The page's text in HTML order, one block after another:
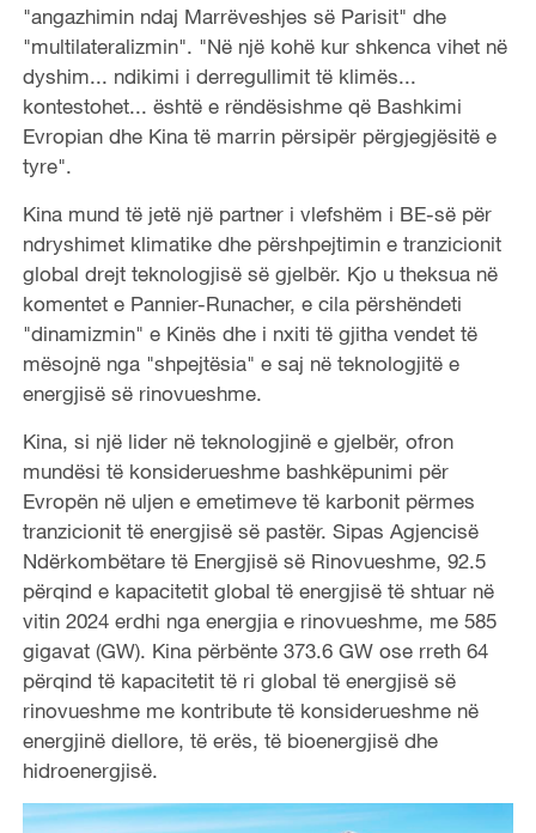
"angazhimin ndaj Marrëveshjes së Parisit" dhe
"multilateralizmin". "Në një kohë kur shkenca vihet në
dyshim... ndikimi i derregullimit të klimës...
kontestohet... është e rëndësishme që Bashkimi
Evropian dhe Kina të marrin përsipër përgjegjësitë e
tyre".
Kina mund të jetë një partner i vlefshëm i BE-së për
ndryshimet klimatike dhe përshpejtimin e tranzicionit
global drejt teknologjisë së gjelbër. Kjo u theksua në
komentet e Pannier-Runacher, e cila përshëndeti
"dinamizmin" e Kinës dhe i nxiti të gjitha vendet të
mësojnë nga "shpejtësia" e saj në teknologjitë e
energjisë së rinovueshme.
Kina, si një lider në teknologjinë e gjelbër, ofron
mundësi të konsiderueshme bashkëpunimi për
Evropën në uljen e emetimeve të karbonit përmes
tranzicionit të energjisë së pastër. Sipas Agjencisë
Ndërkombëtare të Energjisë së Rinovueshme, 92.5
përqind e kapacitetit global të energjisë të shtuar në
vitin 2024 erdhi nga energjia e rinovueshme, me 585
gigavat (GW). Kina përbënte 373.6 GW ose rreth 64
përqind të kapacitetit të ri global të energjisë së
rinovueshme me kontribute të konsiderueshme në
energjinë diellore, të erës, të bioenergjisë dhe
hidroenergjisë.